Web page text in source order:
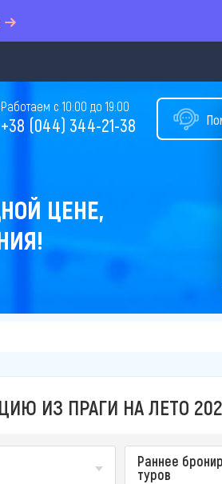
Работаем с 10:00 до 19:00
+38 (044) 344-21-38
ЦЕНЕ,
ИЗ ПРАГИ НА ЛЕТО
Раннее
туров